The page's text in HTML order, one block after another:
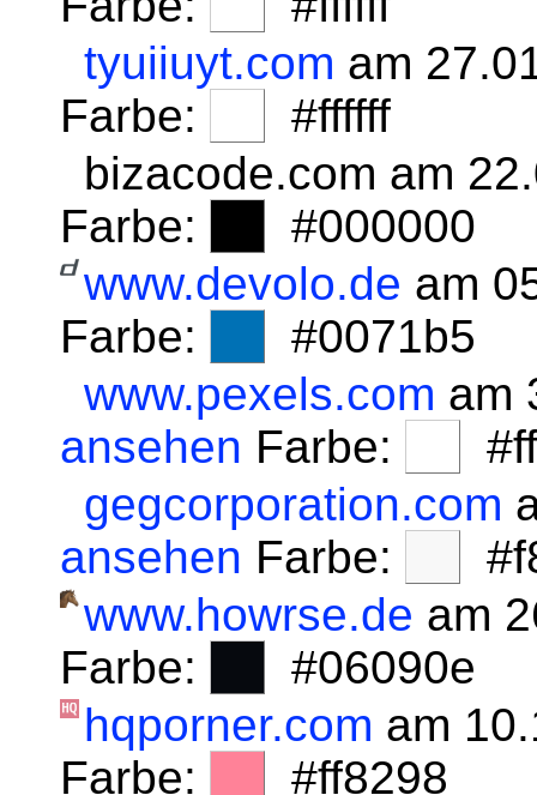
tyuiiuyt.com am
Farbe:
#ffffff
bizacode.com am
Farbe:
#000000
www.devolo.de am
Farbe:
#0071b5
www.pexels.com am
ansehen Farbe:
gegcorporation.com
ansehen Farbe:
www.howrse.de am
Farbe:
#06090e
hqporner.com am
Farbe:
#ff8298